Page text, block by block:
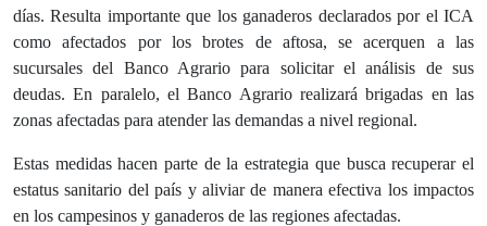
días. Resulta importante que los ganaderos declarados por el ICA
como afectados por los brotes de aftosa, se acerquen a las
sucursales del Banco Agrario para solicitar el análisis de sus
deudas. En paralelo, el Banco Agrario realizará brigadas en las
zonas afectadas para atender las demandas a nivel regional.
Estas medidas hacen parte de la estrategia que busca recuperar el
estatus sanitario del país y aliviar de manera efectiva los impactos
en los campesinos y ganaderos de las regiones afectadas.